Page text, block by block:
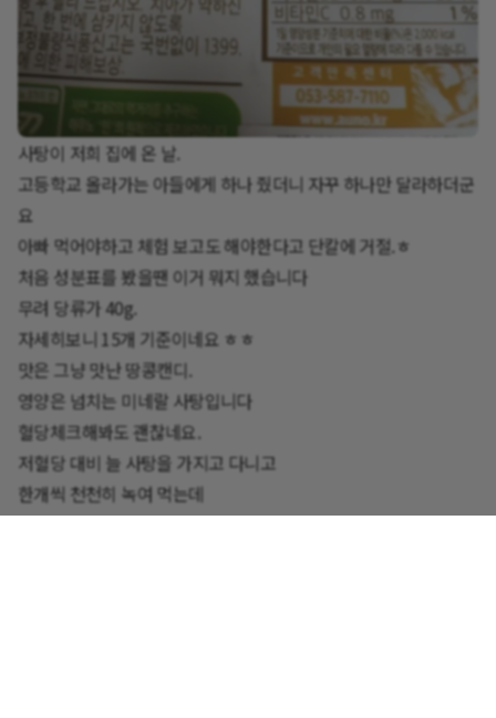
사탕이 저희 집에 온 날.
고등학교 올라가는 아들에게 하나 줬더니 자꾸 하나만 달라하더군
요
아빠 먹어야하고 체험 보고도 해야한다고 단칼에 거절.ㅎ
처음 성분표를 봤을땐 이거 뭐지 했습니다
무려 당류가 40g.
자세히보니 15개 기준이네요 ㅎㅎ
맛은 그냥 맛난 땅콩캔디.
영양은 넘치는 미네랄 사탕입니다
혈당체크해봐도 괜찮네요.
저혈당 대비 늘 사탕을 가지고 다니고
한개씩 천천히 녹여 먹는데
너무 좋습니다.